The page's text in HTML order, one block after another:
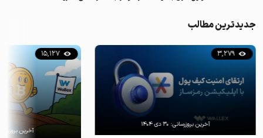
جدیدترین مطالب
3,279
آخرین بروزرسانی: ۳۰ دی ۱۴۰۴
15,127
آخرین